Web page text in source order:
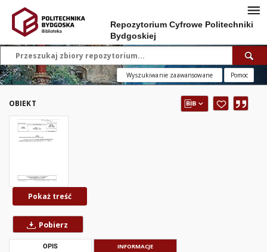
Repozytorium Cyfrowe Politechniki
Bydgoskiej
Wyszukiwanie zaawansowane Pomoc
OBIEKT
Pokaż treść
Pobierz
OPIS INFORMACJE